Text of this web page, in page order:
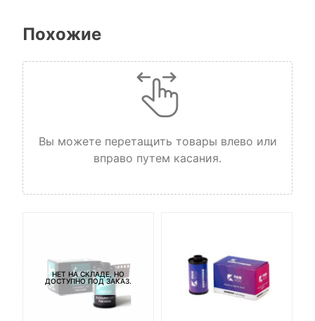
Похожие
Вы можете перетащить товары влево или
вправо путем касания.
НЕТ НА СКЛАДЕ, НО
ДОСТУПНО ПОД ЗАКАЗ.